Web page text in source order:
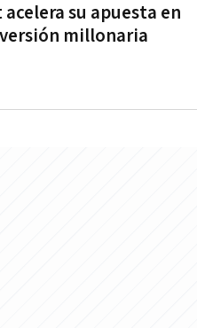
su apuesta en
millonaria